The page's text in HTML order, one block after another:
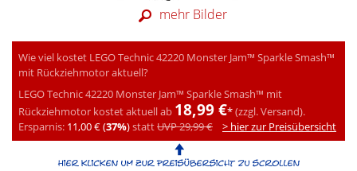
mehr Bilder
Wie viel kostet LEGO Technic 42220 Monster Jam™ Sparkle Smash™
mit Rückziehmotor aktuell?
LEGO Technic 42220 Monster Jam™ Sparkle Smash™ mit
Rückziehmotor kostet aktuell ab 18,99 €*(zzgl. Versand).
Ersparnis: 11,00 € (37%)stattUVP 29,99 € > hier zur Preisübersicht